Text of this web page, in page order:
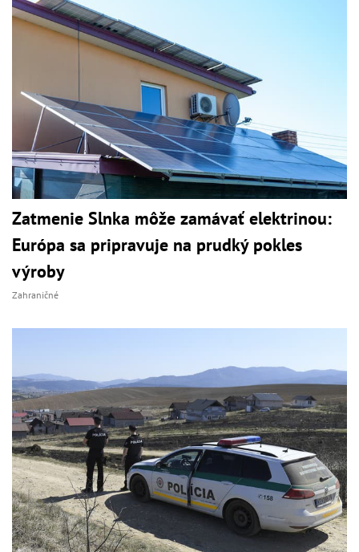
Zatmenie Slnka môže zamávať elektrinou:
Európa sa pripravuje na prudký pokles
výroby
Zahraničné